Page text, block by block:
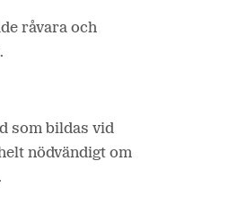
råvara och
som bildas vid
nödvändigt om